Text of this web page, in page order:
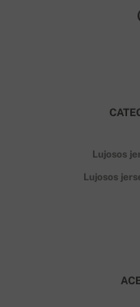
Lujosos
Lujosos